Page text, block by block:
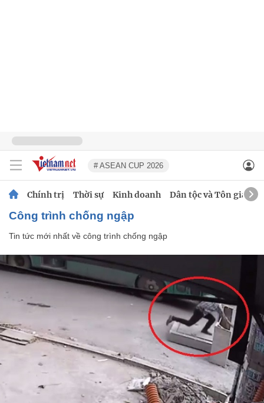
# ASEAN CUP 2026
Chính trị Thời sự Kinh doanh Dân tộc và Tôn giáo
công trình chống ngập
Tin tức mới nhất về công trình chống ngập